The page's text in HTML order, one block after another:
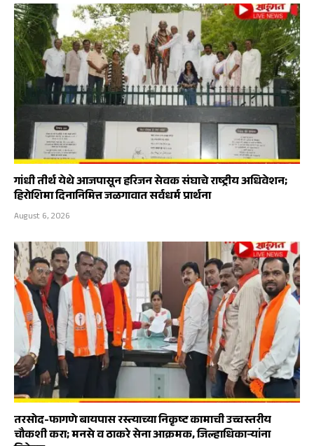
गांधी तीर्थ येथे आजपासून हरिजन सेवक संघाचे राष्ट्रीय अधिवेशन;
हिरोशिमा दिनानिमित्त जळगावात सर्वधर्म प्रार्थना
August 6, 2026
तरसोद-फागणे बायपास रस्त्याच्या निकृष्ट कामाची उच्चस्तरीय
चौकशी करा; मनसे व ठाकरे सेना आक्रमक, जिल्हाधिकाऱ्यांना